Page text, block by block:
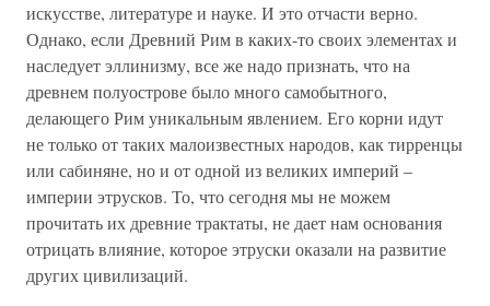
искусстве, литературе и науке. И это отчасти верно.
Однако, если Древний Рим в каких-то своих элементах и
наследует эллинизму, все же надо признать, что на
древнем полуострове было много самобытного,
делающего Рим уникальным явлением. Его корни идут
не только от таких малоизвестных народов, как тирренцы
или сабиняне, но и от одной из великих империй –
империи этрусков. То, что сегодня мы не можем
прочитать их древние трактаты, не дает нам основания
отрицать влияние, которое этруски оказали на развитие
других цивилизаций.